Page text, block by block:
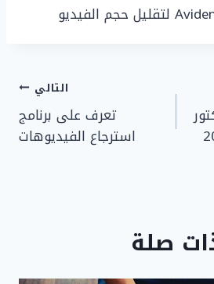
التالي
تعرف على برنامج
استرجاع الفيديوهات
صلة